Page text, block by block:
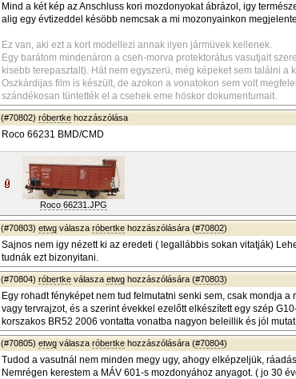
Mind a két kép az Anschluss kori mozdonyokat ábrázol, igy
alig egy évtizeddel késöbb nemcsak a mi mozonyainkon
Ez van, aki ezt a kort modellezi annak ilyen jármüvek kellenek.
Egy barátom mindenáron a cseh-morva protektorátus vasutjait
kisebb terepasztalt). Hát nem egyszerü, még képeket sem találni
Oszkárdijas film is készült, de azokon a vonatokon sem volt
szándékosan tüntették el a csehek eme höskor dokumentumait.
(#70802) róbertke hozzászólása
Roco 66231 BMD/CMD
Roco 66231.JPG
(#70803) etwg válasza róbertke hozzászólására (#70802)
Sajnos nem igy nézett ki az eredeti ( legallábbis sokan vitatják)
tudnák ezt bizonyitani.
(#70804) róbertke válasza etwg hozzászólására (#70803)
Egy rohadt fényképet nem tud felmutatni senki sem, csak mondja
vagy tervrajzot, és a szerint évekkel ezelőtt elkészített egy szép
korszakos BR52 2006 vontatta vonatba nagyon beleillik és jól
(#70805) etwg válasza róbertke hozzászólására (#70804)
Tudod a vasutnál nem minden megy ugy, ahogy elképzeljük,
Nemrégen kerestem a MÁV 601-s mozdonyához anyagot. ( jo 30